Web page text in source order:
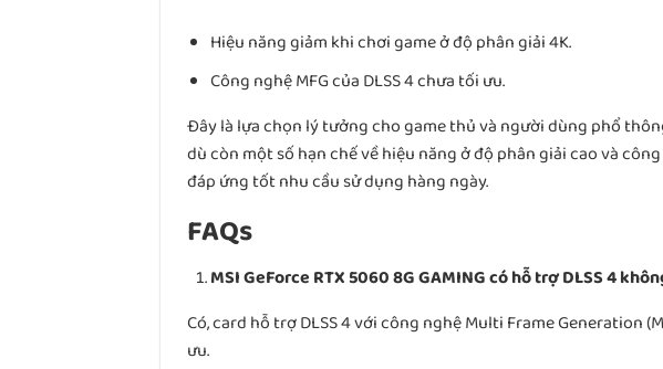
Hiệu năng giảm khi chơi game ở độ phân giải 4K.
Công nghệ MFG của DLSS 4 chưa tối ưu.
Đây là lựa chọn lý tưởng cho game thủ và người dùng phổ
dù còn một số hạn chế về hiệu năng ở độ phân giải cao và
đáp ứng tốt nhu cầu sử dụng hàng ngày.
FAQs
MSI GeForce RTX 5060 8G GAMING có hỗ trợ DLSS 4
Có, card hỗ trợ DLSS 4 với công nghệ Multi Frame Generation
ưu.